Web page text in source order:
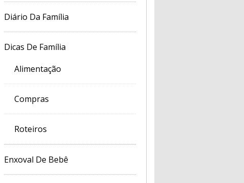
Diário Da Família
Dicas De Família
Alimentação
Compras
Roteiros
Enxoval De Bebê